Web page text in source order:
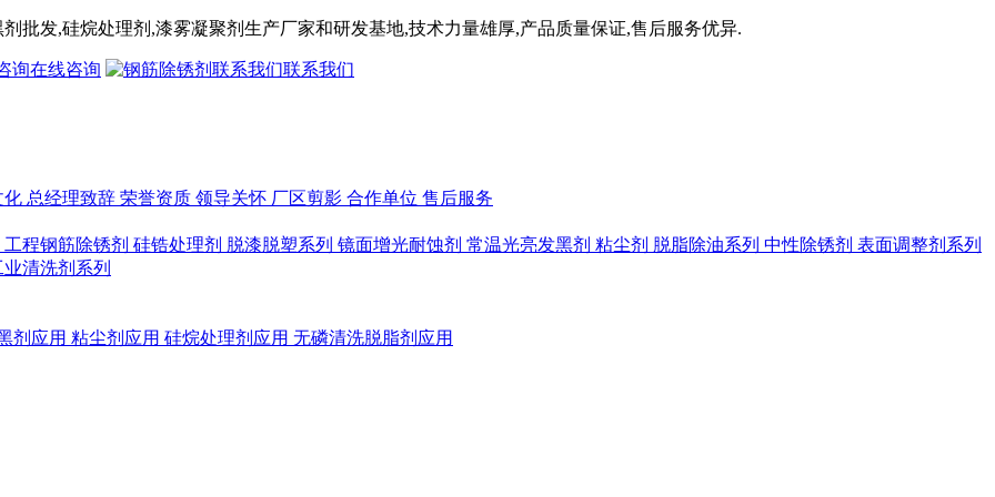
批发,硅烷处理剂 ,漆雾凝聚剂 生产厂家和研发基地,技术力量雄厚,产品质量保证,售后服务优异.
在线咨询 联系我们
化 总经理致辞 荣誉资质 领导关怀 厂区剪影 合作单位 售后服务
工程钢筋除锈剂 硅锆处理剂 脱漆脱塑系列 镜面增光耐蚀剂 常温光亮发黑剂 粘尘剂 脱脂除油系列 中性除锈剂 表面调整剂系列
业清洗剂系列
剂应用 粘尘剂应用 硅烷处理剂应用 无磷清洗脱脂剂应用